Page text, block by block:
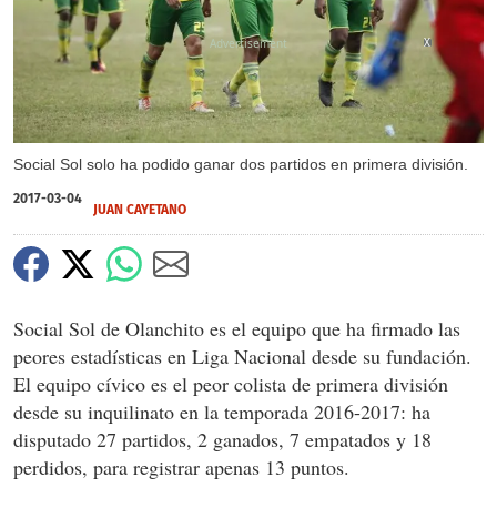
Social Sol solo ha podido ganar dos partidos en primera división.
X
2017-03-04
JUAN CAYETANO
Social Sol de Olanchito es el equipo que ha firmado las
peores estadísticas en Liga Nacional desde su fundación.
El equipo cívico es el peor colista de primera división
desde su inquilinato en la temporada 2016-2017: ha
disputado 27 partidos, 2 ganados, 7 empatados y 18
perdidos, para registrar apenas 13 puntos.